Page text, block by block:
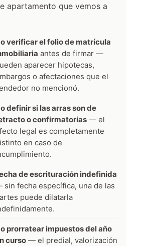
apartamento que vemos a
verificar el folio de matrícula
antes de firmar —
aparecer hipotecas,
o afectaciones que el
no mencionó.
definir si las arras son de
o confirmatorias — el
legal es completamente
en caso de
de escrituración indefinida
sin fecha específica, una de las
puede dilatarla
prorratear impuestos del año
curso — el predial, valorización